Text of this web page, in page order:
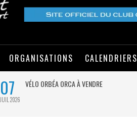
ORGANISATIONS CALENDRIERS
07
JUIL 2026
VÉLO ORBÉA ORCA À VENDRE